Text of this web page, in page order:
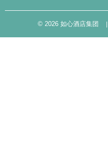
© 2026 如心酒店集团